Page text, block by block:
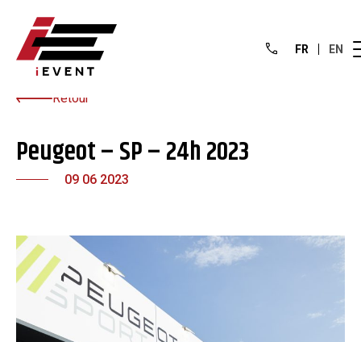
FR EN
Retour
Peugeot – SP – 24h 2023
09 06 2023